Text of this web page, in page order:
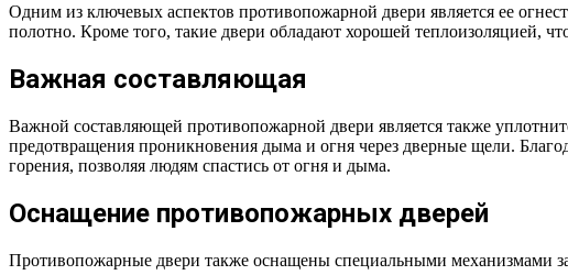
Одним из ключевых аспектов противопожарной двери является ее
полотно. Кроме того, такие двери обладают хорошей теплоизоляцией,
Важная составляющая
Важной составляющей противопожарной двери является также
предотвращения проникновения дыма и огня через дверные щели.
горения, позволяя людям спастись от огня и дыма.
Оснащение противопожарных дверей
Противопожарные двери также оснащены специальными механизмами